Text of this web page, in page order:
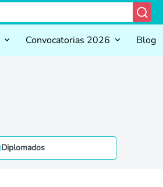
Convocatorias 2026 Blog
Diplomados